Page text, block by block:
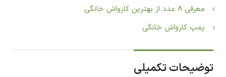
معرفی 8 عدد از بهترین کارواش خانگی
پمپ کارواش خانگی
توضیحات تکمیلی